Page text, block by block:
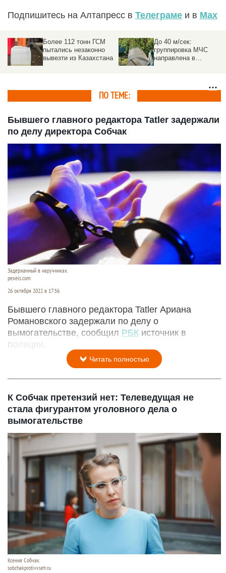
Подпишитесь на Алтапресс в Телеграме и в Max
Более 112 тонн ГСМ
пытались незаконно
вывезти из Казахстана
До 40 м/сек:
группировка МЧС
направлена в
ПО ТЕМЕ:
Бывшего главного редактора Tatler задержали
по делу директора Собчак
Задержанный в наручниках.
pexels.com
26 октября 2022 в 17:56
Бывшего главного редактора Tatler Ариана
Романовского задержали по делу о
вымогательстве, сообщил РБК источник в
полиции.
Читать полностью
К Собчак претензий нет: Телеведущая не
стала фигурантом уголовного дела о
вымогательстве
Ксения Собчак.
sobchakprotivvseh.ru